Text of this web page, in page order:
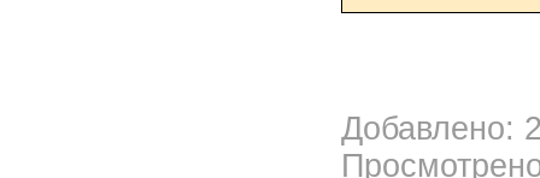
Добавлено: